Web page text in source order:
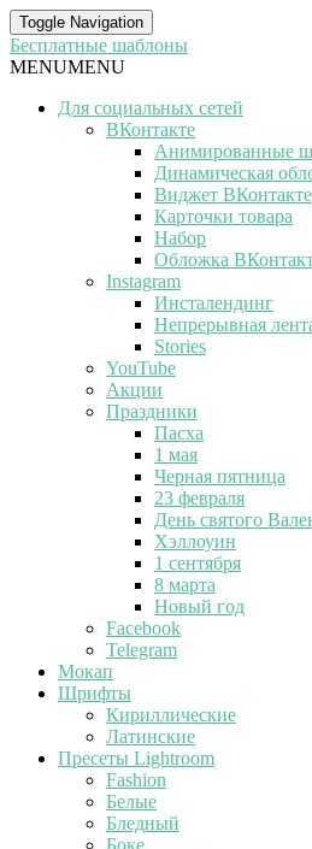
Toggle Navigation
Бесплатные шаблоны
MENUMENU
Для социальных сетей
ВКонтакте
Анимированные
Динамическая
Виджет ВКонтакте
Карточки товара
Набор
Обложка
Instagram
Инсталендинг
Непрерывная
Stories
YouTube
Акции
Праздники
Пасха
1 мая
Черная пятница
23 февраля
День святого
Хэллоуин
1 сентября
8 марта
Новый год
Facebook
Telegram
Мокап
Шрифты
Кириллические
Латинские
Пресеты Lightroom
Fashion
Белые
Бледный
Боке